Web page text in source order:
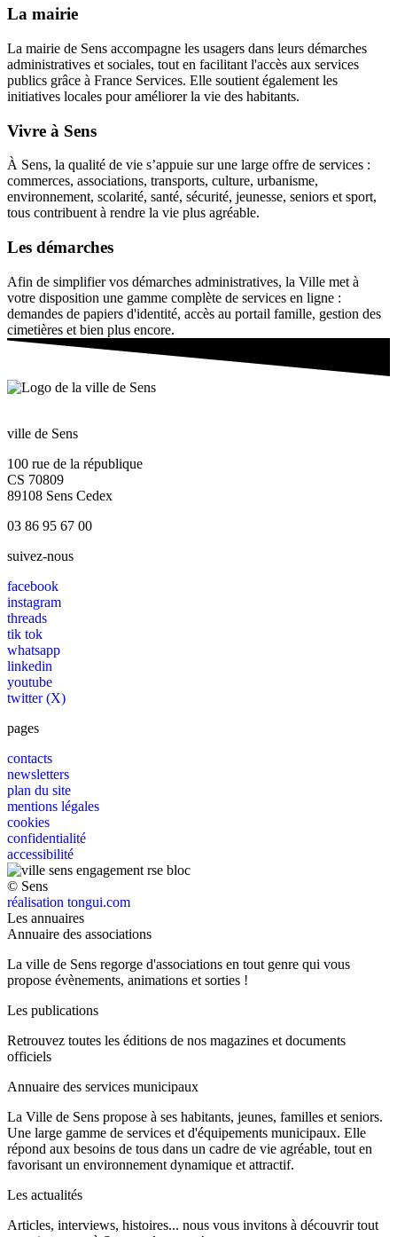
La mairie
La mairie de Sens accompagne les usagers dans leurs démarches
administratives et sociales, tout en facilitant l'accès aux services
publics grâce à France Services. Elle soutient également les
initiatives locales pour améliorer la vie des habitants.
Vivre à Sens
À Sens, la qualité de vie s’appuie sur une large offre de services :
commerces, associations, transports, culture, urbanisme,
environnement, scolarité, santé, sécurité, jeunesse, seniors et sport,
tous contribuent à rendre la vie plus agréable.
Les démarches
Afin de simplifier vos démarches administratives, la Ville met à
votre disposition une gamme complète de services en ligne :
demandes de papiers d'identité, accès au portail famille, gestion des
cimetières et bien plus encore.
ville de Sens
100 rue de la république
CS 70809
89108 Sens Cedex
03 86 95 67 00
suivez-nous
facebook
instagram
threads
tik tok
whatsapp
linkedin
youtube
twitter (X)
pages
contacts
newsletters
plan du site
mentions légales
cookies
confidentialité
accessibilité
© Sens
réalisation tongui.com
Les annuaires
Annuaire des associations
La ville de Sens regorge d'associations en tout genre qui vous
propose évènements, animations et sorties !
Les publications
Retrouvez toutes les éditions de nos magazines et documents
officiels
Annuaire des services municipaux
La Ville de Sens propose à ses habitants, jeunes, familles et seniors.
Une large gamme de services et d'équipements municipaux. Elle
répond aux besoins de tous dans un cadre de vie agréable, tout en
favorisant un environnement dynamique et attractif.
Les actualités
Articles, interviews, histoires... nous vous invitons à découvrir tout